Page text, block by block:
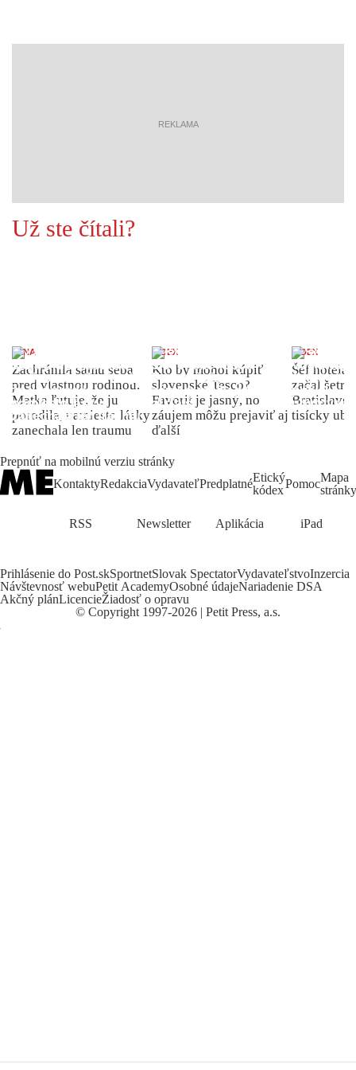
reklama
Už ste čítali?
ŽENA
Zachránila samu seba
pred vlastnou rodinou.
Matka ľutuje, že ju
porodila, namiesto lásky
zanechala len traumu
INDEX
Kto by mohol kúpiť
slovenské Tesco?
Favorit je jasný, no
záujem môžu prejaviť aj
ďalší
INDEX
Šéf
začal
Bratislave
tisícky
Prepnúť na mobilnú verziu stránky
KontaktyRedakciaVydavateľPredplatnéEtický
kódexPomocMapa
stránky
RSS Newsletter Aplikácia iPad
Prihlásenie do Post.skSportnetSlovak SpectatorVydavateľstvoInzercia
Návštevnosť webuPetit AcademyOsobné údajeNariadenie DSA
Akčný plánLicencieŽiadosť o opravu
© Copyright 1997-2026 | Petit Press, a.s.